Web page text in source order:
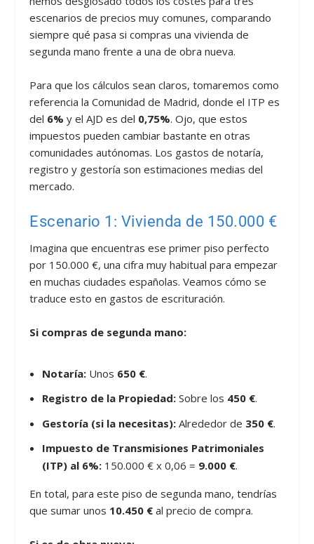
escenarios de precios muy comunes, comparando
siempre qué pasa si compras una vivienda de
segunda mano frente a una de obra nueva.
Para que los cálculos sean claros, tomaremos como
referencia la Comunidad de Madrid, donde el ITP es
del 6% y el AJD es del 0,75%. Ojo, que estos
impuestos pueden cambiar bastante en otras
comunidades autónomas. Los gastos de notaría,
registro y gestoría son estimaciones medias del
mercado.
Escenario 1: Vivienda de 150.000 €
Imagina que encuentras ese primer piso perfecto
por 150.000 €, una cifra muy habitual para empezar
en muchas ciudades españolas. Veamos cómo se
traduce esto en gastos de escrituración.
Si compras de segunda mano:
Notaría:Unos 650 €.
Registro de la Propiedad:Sobre los 450 €.
Gestoría (si la necesitas):Alrededor de 350 €.
Impuesto de Transmisiones Patrimoniales
(ITP) al 6%:150.000 € x 0,06 = 9.000 €.
En total, para este piso de segunda mano, tendrías
que sumar unos 10.450 € al precio de compra.